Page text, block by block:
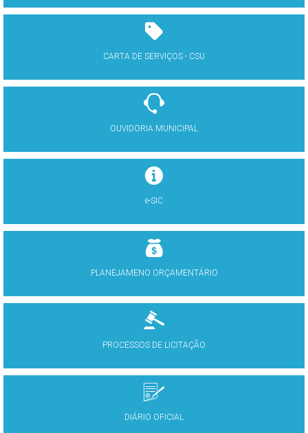
CARTA DE SERVIÇOS - CSU
OUVIDORIA MUNICIPAL
e-SIC
PLANEJAMENO ORÇAMENTÁRIO
PROCESSOS DE LICITAÇÃO
DIÁRIO OFICIAL